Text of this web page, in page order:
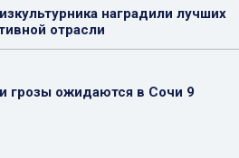
наградили лучших
отрасли
грозы ожидаются в Сочи 9